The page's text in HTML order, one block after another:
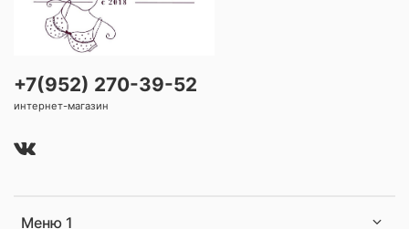
Меню 1
+7(952) 270-39-52
интернет-магазин